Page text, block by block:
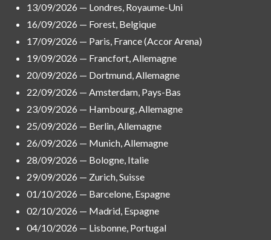
13/09/2026 — Londres, Royaume-Uni
16/09/2026 — Forest, Belgique
17/09/2026 — Paris, France (Accor Arena)
19/09/2026 — Francfort, Allemagne
20/09/2026 — Dortmund, Allemagne
22/09/2026 — Amsterdam, Pays-Bas
23/09/2026 — Hambourg, Allemagne
25/09/2026 — Berlin, Allemagne
26/09/2026 — Munich, Allemagne
28/09/2026 — Bologne, Italie
29/09/2026 — Zurich, Suisse
01/10/2026 — Barcelone, Espagne
02/10/2026 — Madrid, Espagne
04/10/2026 — Lisbonne, Portugal